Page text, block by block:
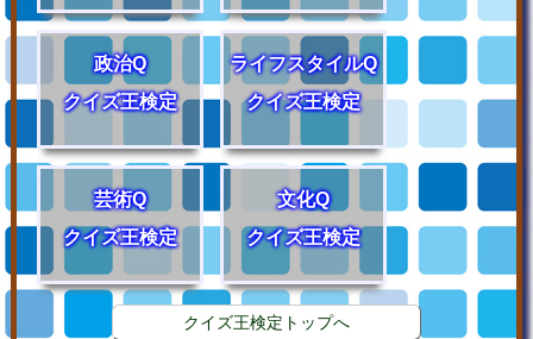
政治Q
クイズ王検定
ライフスタイルQ
クイズ王検定
芸術Q
クイズ王検定
文化Q
クイズ王検定
クイズ王検定トップへ